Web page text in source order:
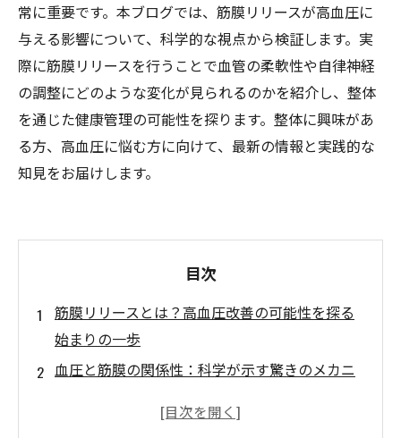
常に重要です。本ブログでは、筋膜リリースが高血圧に
与える影響について、科学的な視点から検証します。実
際に筋膜リリースを行うことで血管の柔軟性や自律神経
の調整にどのような変化が見られるのかを紹介し、整体
を通じた健康管理の可能性を探ります。整体に興味があ
る方、高血圧に悩む方に向けて、最新の情報と実践的な
知見をお届けします。
目次
筋膜リリースとは？高血圧改善の可能性を探る
始まりの一歩
血圧と筋膜の関係性：科学が示す驚きのメカニ
実践！筋膜リリースで変わる身体の柔軟性と自